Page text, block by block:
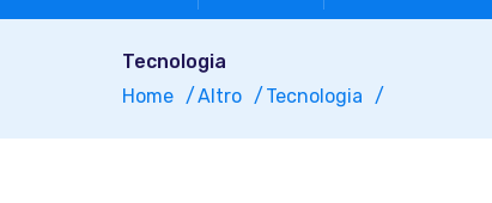
Tecnologia
Home
Altro Tecnologia